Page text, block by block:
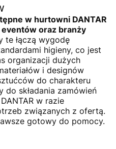
w hurtowni DANTAR
oraz branży
te łączą wygodę
higieny, co jest
organizacji dużych
i designów
do charakteru
do składania zamówień
w razie
związanych z ofertą.
gotowy do pomocy.